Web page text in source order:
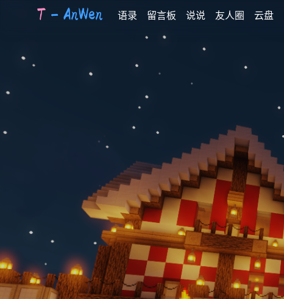
语录 留言板 说说 友人圈 云盘